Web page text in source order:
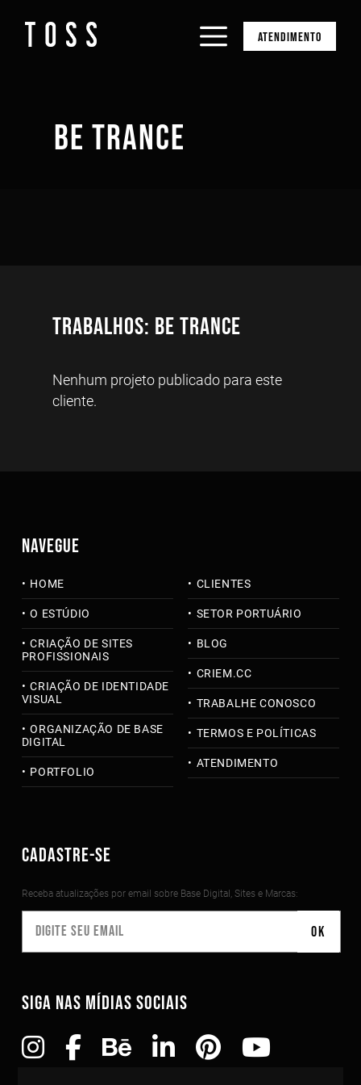
ATENDIMENTO
BE TRANCE
Trabalhos: Be Trance
Nenhum projeto publicado para este
cliente.
NAVEGUE
HOME
O ESTÚDIO
CRIAÇÃO DE SITES
PROFISSIONAIS
CRIAÇÃO DE IDENTIDADE
VISUAL
ORGANIZAÇÃO DE BASE
DIGITAL
PORTFOLIO
CLIENTES
SETOR PORTUÁRIO
BLOG
CRIEM.CC
TRABALHE CONOSCO
TERMOS E POLÍTICAS
ATENDIMENTO
CADASTRE-SE
Receba atualizações por email sobre Base Digital, Sites e Marcas:
SIGA NAS MÍDIAS SOCIAIS